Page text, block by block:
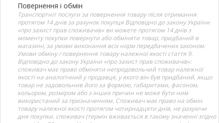
Повернення і обмін
Транспортніт послуги за повернення товару після отримання
протягом 14 днів за рахунок покупця Відповідно до закону України
«про захист прав споживачів» ви можете протягом 14 днів з
моменту покупки повернути або обміняти товар, придбаний в
магазині, за умови виконання всіх норм передбачених законом.
Умови обміну / повернення товару належної якості стаття 9.
Відповідно до закону України «про захист прав споживачів»:
споживач має право обміняти непродовольчий товар належної
якості на аналогічний у продавця, у якого він був придбаний, якщо
товар не задовольнив його за формою, габаритами, фасоном,
кольором, розміром або з інших причин не може бути ним
використаний за призначенням. Споживач має право на обмін
товару належної якості протягом чотирнадцяти днів, не рахуючи
дня покупки. споживач (термін вживається в такому значенні згідно